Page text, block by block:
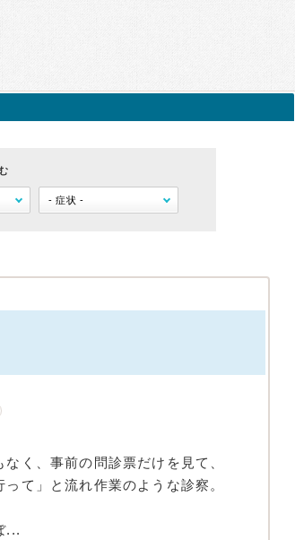
く、事前の問診票だけを見て、
て」と流れ作業のような診察。
...